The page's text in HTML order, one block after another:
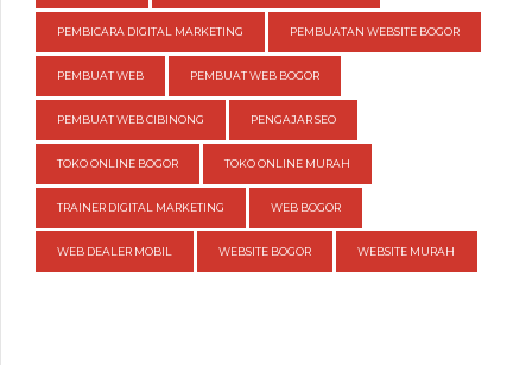
PEMBICARA DIGITAL MARKETING PEMBUATAN WEBSITE BOGOR
PEMBUAT WEB PEMBUAT WEB BOGOR
PEMBUAT WEB CIBINONG PENGAJAR SEO
TOKO ONLINE BOGOR TOKO ONLINE MURAH
TRAINER DIGITAL MARKETING WEB BOGOR
WEB DEALER MOBIL WEBSITE BOGOR WEBSITE MURAH